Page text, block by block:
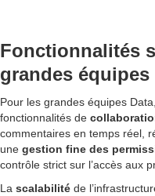
Fonctionnalités
grandes équipes
Pour les grandes équipes
fonctionnalités de
commentaires en temps réel,
une gestion fine des
contrôle strict sur l’accès aux
La scalabilité de